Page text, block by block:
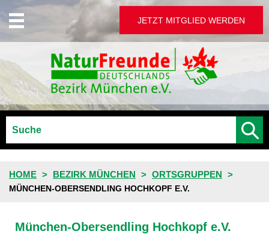
JETZT MITGLIED WERDEN
HOME BEZIRK MÜNCHEN ORTSGRUPPEN
MÜNCHEN-OBERSENDLING HOCHKOPF E.V.
München-Obersendling Hochkopf e.V.